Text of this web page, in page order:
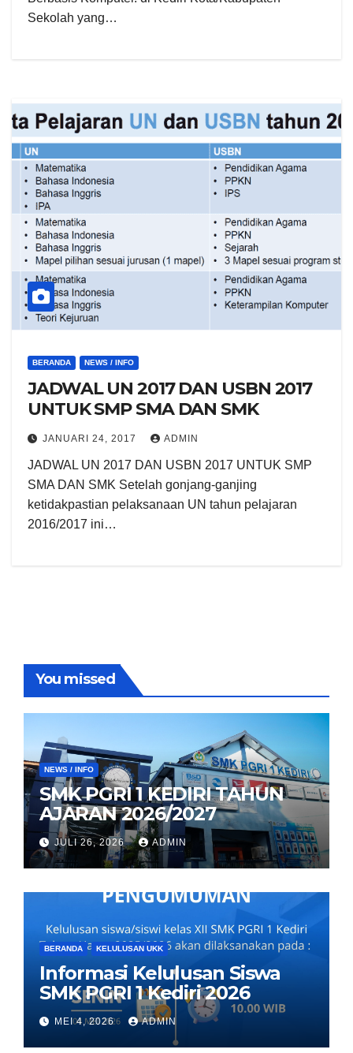
Sekolah yang…
BERANDA NEWS / INFO
JADWAL UN 2017 DAN USBN 2017
UNTUK SMP SMA DAN SMK
JANUARI 24, 2017 ADMIN
JADWAL UN 2017 DAN USBN 2017 UNTUK SMP
SMA DAN SMK Setelah gonjang-ganjing
ketidakpastian pelaksanaan UN tahun pelajaran
2016/2017 ini…
You missed
NEWS / INFO
SMK PGRI 1 KEDIRI TAHUN
AJARAN 2026/2027
JULI 26, 2026 ADMIN
BERANDA KELULUSAN UKK
Informasi Kelulusan Siswa
SMK PGRI 1 Kediri 2026
MEI 4, 2026 ADMIN